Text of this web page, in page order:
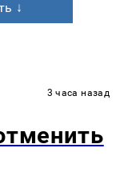
↓
3 часа назад